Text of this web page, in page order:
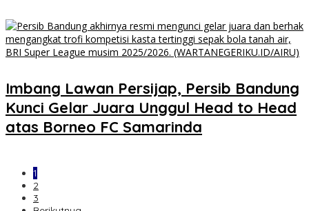
Imbang Lawan Persijap, Persib Bandung
Kunci Gelar Juara Unggul Head to Head
atas Borneo FC Samarinda
1
2
3